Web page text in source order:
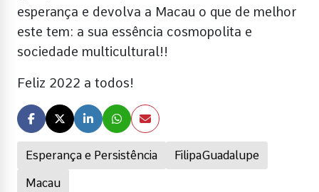
Esperança e Persistência FilipaGuadalupe
Macau
esperança e devolva a Macau o que de melhor
este tem: a sua essência cosmopolita e
sociedade multicultural!!
Feliz 2022 a todos!